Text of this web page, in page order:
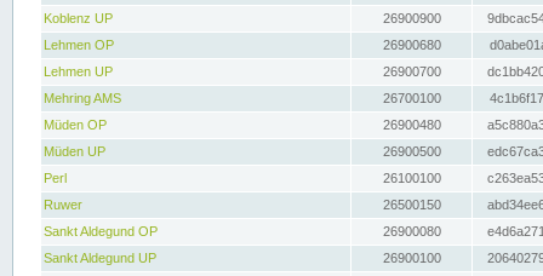
Koblenz UP
26900900
Lehmen OP
26900680
Lehmen UP
26900700
Mehring AMS
26700100
Müden OP
26900480
Müden UP
26900500
Perl
26100100
Ruwer
26500150
Sankt Aldegund OP
26900080
Sankt Aldegund UP
26900100